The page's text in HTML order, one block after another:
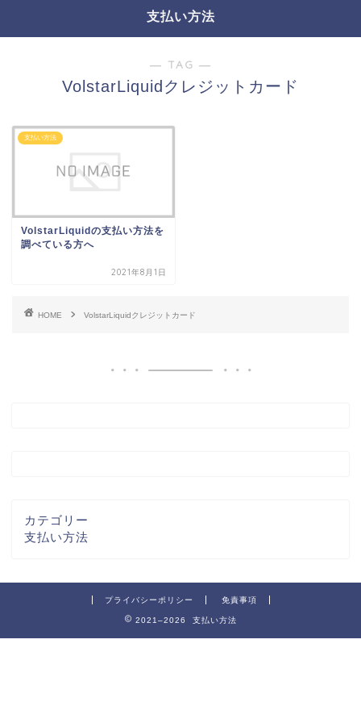
支払い方法
― TAG ―
VolstarLiquidクレジットカード
支払い方法
VolstarLiquidの支払い方法を
調べている方へ
2021年8月1日
HOME VolstarLiquidクレジットカード
カテゴリー
支払い方法
プライバシーポリシー 免責事項
2021–2026 支払い方法